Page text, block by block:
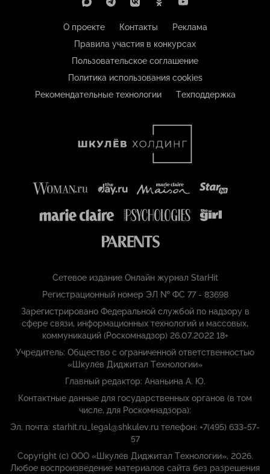
О проекте Контакты
Реклама
Правила участия в конкурсах
Пользовательское соглашение
Политика использования cookies
Рекомендательные технологии
Техподдержка
Сетевое издание Онлайн журнал StarHit
Регистрационный номер ЭЛ № ФС 77 - 83698
Зарегистрировано Федеральной службой по надзору в
сфере связи, информационных технологий и массовых,
коммуникаций (Роскомнадзор) 26.07.2022 18+
Учредитель: Общество с ограниченной ответственностью
«Шкулёв Диджитал Технологии»
Главный редактор: Ананьина А. Ю.
Контактные данные для государственных органов (в том
числе, для Роскомнадзора):
Эл. почта: starhit.ru_legal@shkulev.ru телефон: +7(495) 633-57-
57
Copyright (с) ООО «Шкулёв Диджитал Технологии», 2026.
Любое воспроизведение материалов сайта без разрешения